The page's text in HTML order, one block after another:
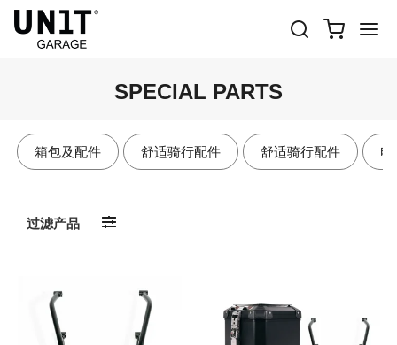
SPECIAL PARTS
箱包及配件 舒适骑行配件 舒适骑行配件 电
过滤产品